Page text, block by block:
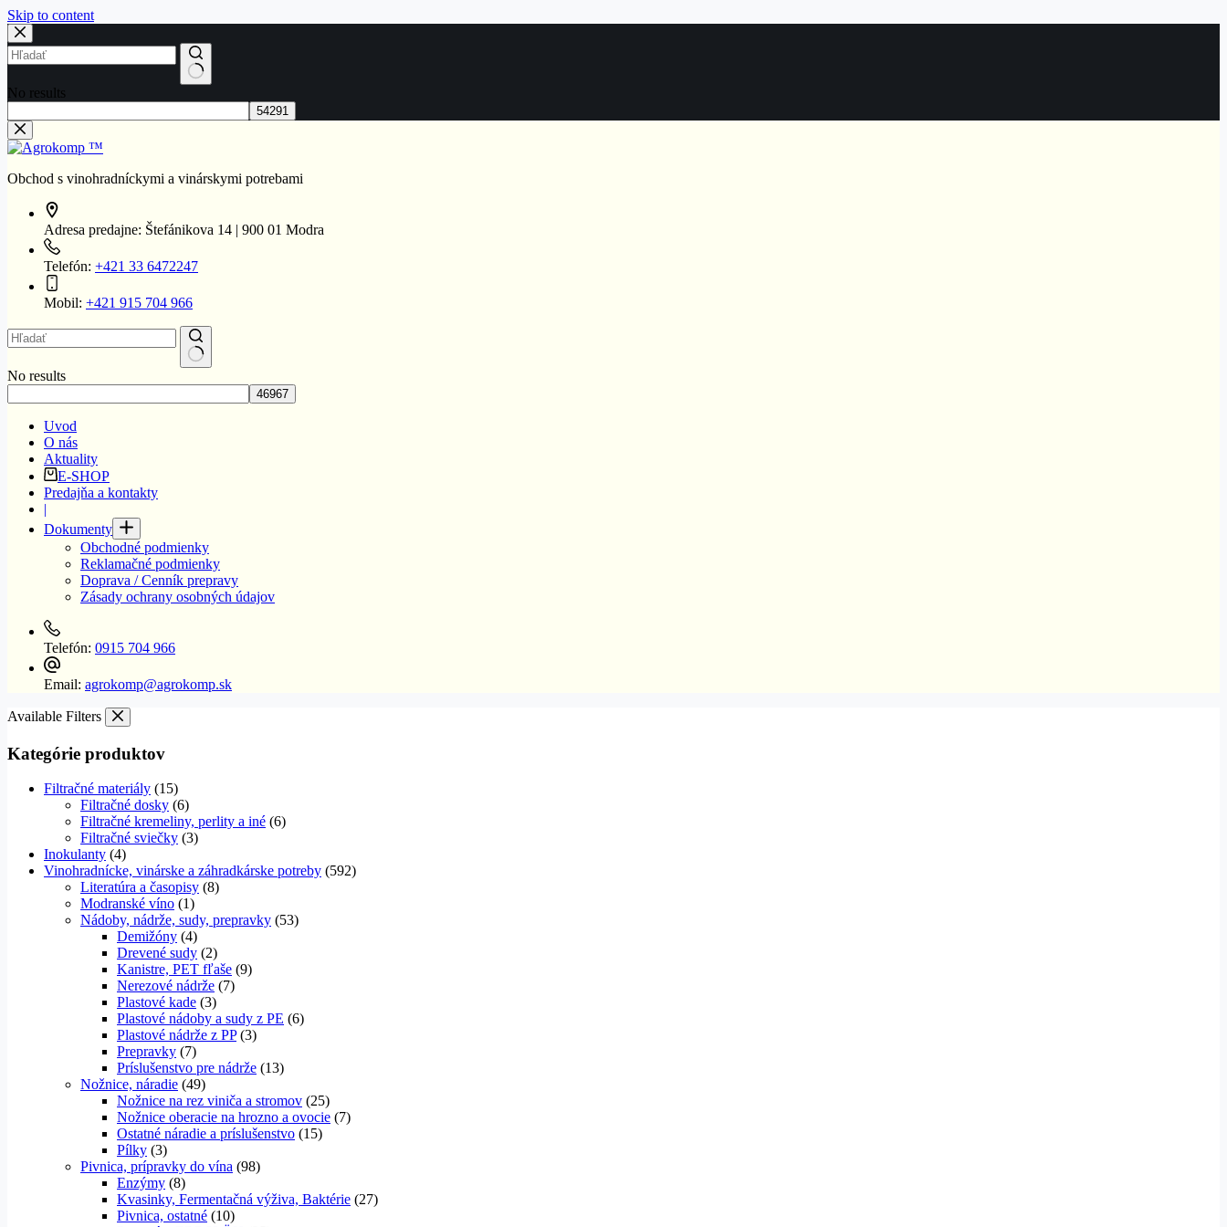
Skip to content
No results
Obchod s vinohradníckymi a vinárskymi potrebami
Adresa predajne: Štefánikova 14 | 900 01 Modra
Telefón: +421 33 6472247
Mobil: +421 915 704 966
No results
Uvod
O nás
Aktuality
E-SHOP
Predajňa a kontakty
|
Dokumenty
Obchodné podmienky
Reklamačné podmienky
Doprava / Cenník prepravy
Zásady ochrany osobných údajov
Telefón: 0915 704 966
Email: agrokomp@agrokomp.sk
Available Filters
Kategórie produktov
Filtračné materiály (15)
Filtračné dosky (6)
Filtračné kremeliny, perlity a iné (6)
Filtračné sviečky (3)
Inokulanty (4)
Vinohradnícke, vinárske a záhradkárske potreby (592)
Literatúra a časopisy (8)
Modranské víno (1)
Nádoby, nádrže, sudy, prepravky (53)
Demižóny (4)
Drevené sudy (2)
Kanistre, PET fľaše (9)
Nerezové nádrže (7)
Plastové kade (3)
Plastové nádoby a sudy z PE (6)
Plastové nádrže z PP (3)
Prepravky (7)
Príslušenstvo pre nádrže (13)
Nožnice, náradie (49)
Nožnice na rez viniča a stromov (25)
Nožnice oberacie na hrozno a ovocie (7)
Ostatné náradie a príslušenstvo (15)
Pílky (3)
Pivnica, prípravky do vína (98)
Enzýmy (8)
Kvasinky, Fermentačná výživa, Baktérie (27)
Pivnica, ostatné (10)